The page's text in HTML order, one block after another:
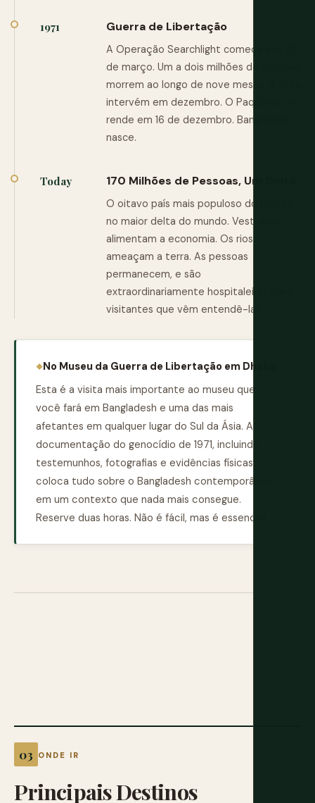
1971 Guerra de Libertação
A Operação Searchlight começa em 25
de março. Um a dois milhões de pessoas
morrem ao longo de nove meses. A Índia
intervém em dezembro. O Paquistão se
rende em 16 de dezembro. Bangladesh
nasce.
Today 170 Milhões de Pessoas, Um Delta
O oitavo país mais populoso do mundo
no maior delta do mundo. Vestuários
alimentam a economia. Os rios
ameaçam a terra. As pessoas
permanecem, e são
extraordinariamente hospitaleiras para
visitantes que vêm entendê-las.
No Museu da Guerra de Libertação em Dhaka:
Esta é a visita mais importante ao museu que
você fará em Bangladesh e uma das mais
afetantes em qualquer lugar do Sul da Ásia. A
documentação do genocídio de 1971, incluindo
testemunhos, fotografias e evidências físicas,
coloca tudo sobre o Bangladesh contemporâneo
em um contexto que nada mais consegue.
Reserve duas horas. Não é fácil, mas é essencial.
ONDE IR
PrincipaisDestinos